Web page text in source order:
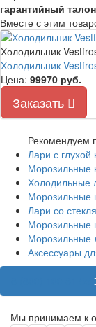
гарантийный
Вместе с этим
Холодильник
Холодильник
Цена: 99970 руб.
Заказать
Рекомендуем
Лари с глухой
Морозильные
Холодильные
Лари со
Морозильные
Аксессуары
Мы принимаем к